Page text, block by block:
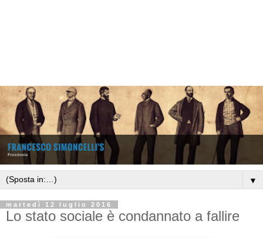
▼
martedì 12 luglio 2016
Lo stato sociale è condannato a fallire